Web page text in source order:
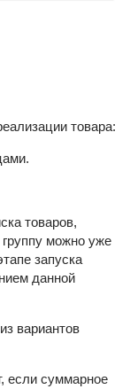
товара:
товаров,
можно уже
запуска
данной
вариантов
если суммарное